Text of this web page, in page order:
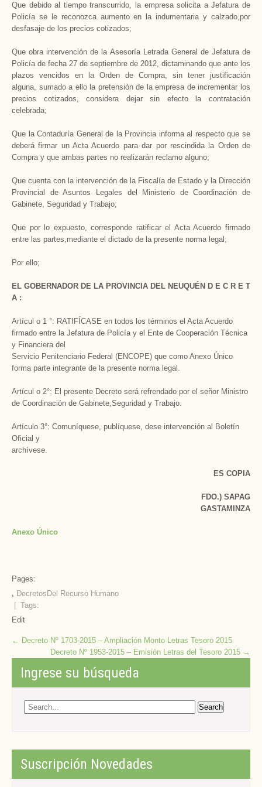
Que debido al tiempo transcurrido, la empresa solicita a Jefatura de
Policía se le reconozca aumento en la indumentaria y calzado,por
desfasaje de los precios cotizados;
Que obra intervención de la Asesoría Letrada General de Jefatura de
Policía de fecha 27 de septiembre de 2012, dictaminando que ante los
plazos vencidos en la Orden de Compra, sin tener justificación
alguna, sumado a ello la pretensión de la empresa de incrementar los
precios cotizados, considera dejar sin efecto la contratación
celebrada;
Que la Contaduría General de la Provincia informa al respecto que se
deberá firmar un Acta Acuerdo para dar por rescindida la Orden de
Compra y que ambas partes no realizarán reclamo alguno;
Que cuenta con la intervención de la Fiscalía de Estado y la Dirección
Provincial de Asuntos Legales del Ministerio de Coordinación de
Gabinete, Seguridad y Trabajo;
Que por lo expuesto, corresponde ratificar el Acta Acuerdo firmado
entre las partes,mediante el dictado de la presente norma legal;
Por ello;
EL GOBERNADOR DE LA PROVINCIA DEL NEUQUÉN D E C R E T
A :
Artícul o 1 °: RATIFÍCASE en todos los términos el Acta Acuerdo
firmado entre la Jefatura de Policía y el Ente de Cooperación Técnica
y Financiera del
Servicio Penitenciario Federal (ENCOPE) que como Anexo Único
forma parte integrante de la presente norma legal.
Artícul o 2°: El presente Decreto será refrendado por el señor Ministro
de Coordinación de Gabinete,Seguridad y Trabajo.
Artículo 3°: Comuníquese, publíquese, dese intervención al Boletín
Oficial y
archívese.
ES COPIA
FDO.) SAPAG
GASTAMINZA
Anexo Único
Pages:
, Decretos Del Recurso Humano
| Tags:
Edit
Post
navigation
← Decreto Nº 1703-2015 – Ampliación Monto Letras Tesoro 2015
Decreto Nº 1953-2015 – Emisión Letras del Tesoro 2015 →
Ingrese su búsqueda
Suscripción Novedades